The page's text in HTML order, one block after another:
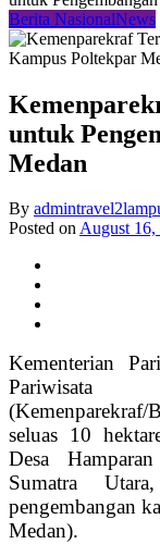
Berita NasionalNews
untuk
Medan
By
Posted onAugust 16,
Kementerian
seluas 10
Desa
Sumatra
pengembangan
Medan).